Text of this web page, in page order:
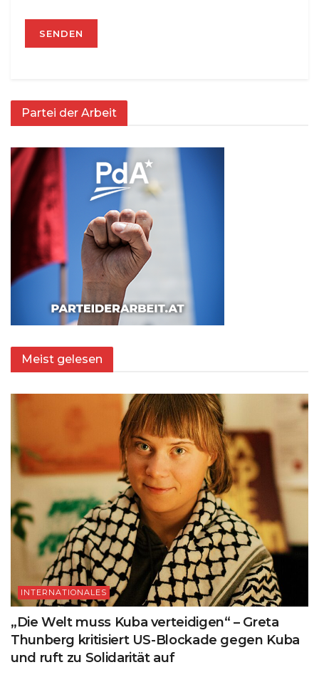
Partei der Arbeit
Meist gelesen
INTERNATIONALES
„Die Welt muss Kuba verteidigen“ – Greta
Thunberg kritisiert US-Blockade gegen Kuba
und ruft zu Solidarität auf